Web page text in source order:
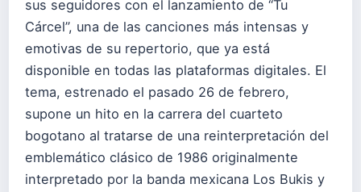
sus seguidores con el lanzamiento de “Tu
Cárcel”, una de las canciones más intensas y
emotivas de su repertorio, que ya está
disponible en todas las plataformas digitales. El
tema, estrenado el pasado 26 de febrero,
supone un hito en la carrera del cuarteto
bogotano al tratarse de una reinterpretación del
emblemático clásico de 1986 originalmente
interpretado por la banda mexicana Los Bukis y